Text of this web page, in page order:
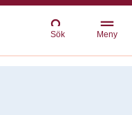
Sök Meny